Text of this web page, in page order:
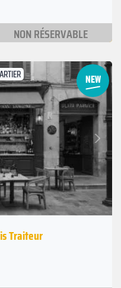
NON RÉSERVABLE
Suivant
Traiteur